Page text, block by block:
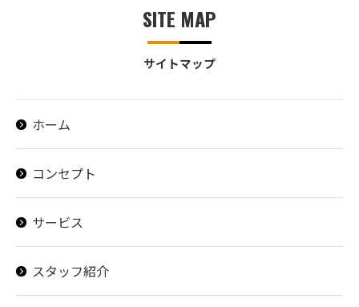
サイトマップ
SITE MAP
ホーム
コンセプト
サービス
スタッフ紹介